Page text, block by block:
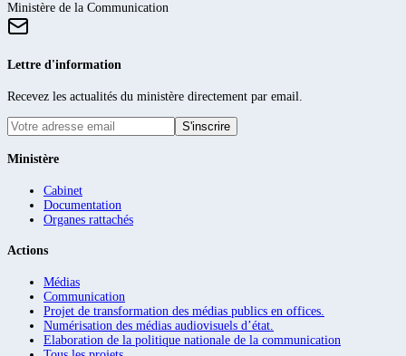
Ministère de la Communication
Lettre d'information
Recevez les actualités du ministère directement par email.
S'inscrire
Ministère
Cabinet
Documentation
Organes rattachés
Actions
Médias
Communication
Projet de transformation des médias publics en offices.
Numérisation des médias audiovisuels d’état.
Elaboration de la politique nationale de la communication